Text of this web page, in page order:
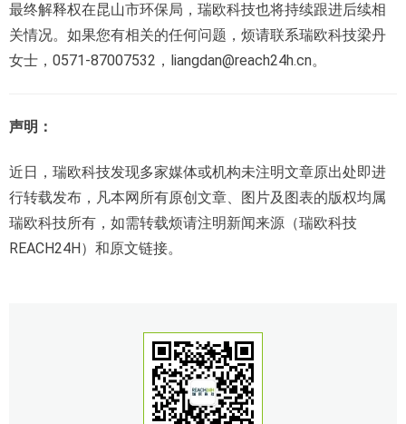
最终解释权在昆山市环保局，瑞欧科技也将持续跟进后续相
关情况。如果您有相关的任何问题，烦请联系瑞欧科技梁丹
女士，0571-87007532，liangdan@reach24h.cn。
声明：
近日，瑞欧科技发现多家媒体或机构未注明文章原出处即进
行转载发布，凡本网所有原创文章、图片及图表的版权均属
瑞欧科技所有，如需转载烦请注明新闻来源（瑞欧科技
REACH24H）和原文链接。